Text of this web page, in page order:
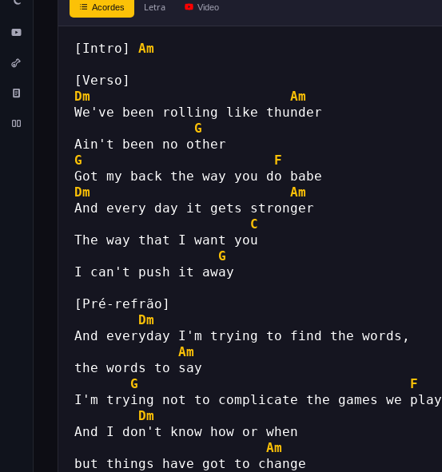
Acordes Letra Video
[Intro] Am
[Verso]
Dm
Am
We've been rolling like thunder
G
Ain't been no other
G
F
Got my back the way you do babe
Dm
Am
And every day it gets stronger
C
The way that I want you
G
I can't push it away
[Pré-refrão]
Dm
And everyday I'm trying to find the words,
Am
the words to say
G
F
I'm trying not to complicate the games we play
Dm
And I don't know how or when
Am
but things have got to change